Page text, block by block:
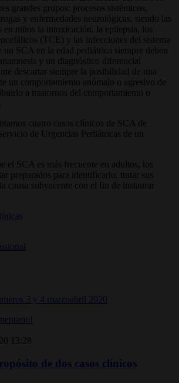
grandes grupos: procesos sistémicos,
y enfermedades neurológicas, siendo las
en niños la intoxicación, la epilepsia, los
(TCE) y las infecciones del sistema
un SCA en la edad pediátrica siempre deben
y un diagnóstico diferencial
descartar siempre la posibilidad de una
un comportamiento anómalo o agresivo de
a trastornos del comportamiento o
cuatro casos clínicos de SCA de
de Urgencias Pediátricas de un
el SCA es más frecuente en adultos, los
preparados para identificarlo, tratar sus
causa subyacente con el fin de instaurar
3 y 4 marzoabril 2020
13:28
de dos casos clínicos